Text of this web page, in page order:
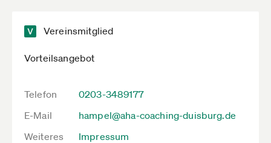
Vereinsmitglied
Vorteilsangebot
Telefon
0203-3489177
E-Mail
hampel@aha-coaching-duisburg.de
Weiteres
Impressum